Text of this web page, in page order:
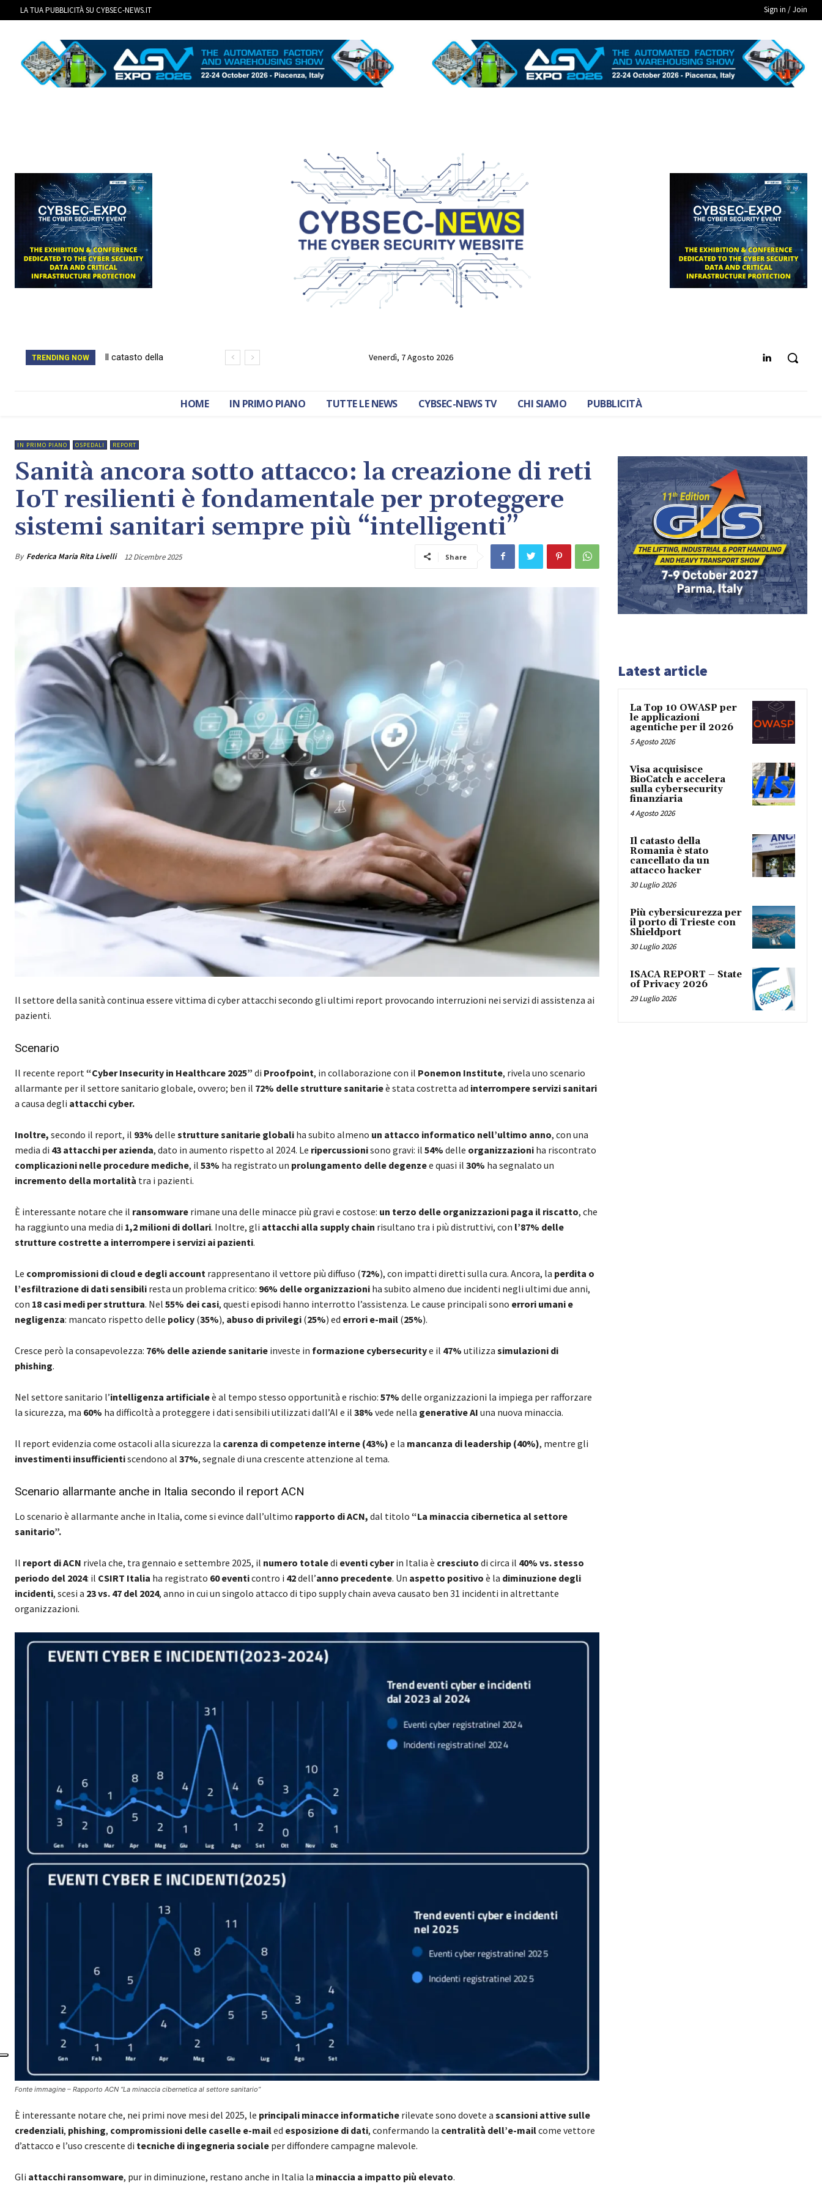
LA TUA PUBBLICITÀ SU CYBSEC-NEWS.IT Sign in / Join
TRENDING NOW
Il catasto della
Venerdì, 7 Agosto 2026
HOME IN PRIMO PIANO TUTTE LE NEWS CYBSEC-NEWS TV CHI SIAMO PUBBLICITÀ
IN PRIMO PIANO OSPEDALI REPORT
Sanità ancora sotto attacco: la creazione di reti
IoT resilienti è fondamentale per proteggere
sistemi sanitari sempre più “intelligenti”
By Federica Maria Rita Livelli 12 Dicembre 2025 Share
Il settore della sanità continua essere vittima di cyber attacchi secondo gli ultimi report provocando interruzioni nei servizi di assistenza ai
pazienti.
Scenario
Il recente report “Cyber Insecurity in Healthcare 2025” di Proofpoint, in collaborazione con il Ponemon Institute, rivela uno scenario
allarmante per il settore sanitario globale, ovvero; ben il 72% delle strutture sanitarieè stata costretta ad interrompere servizi sanitari
a causa degli attacchi cyber.
Inoltre, secondo il report, il 93% delle strutture sanitarie globali ha subito almeno un attacco informatico nell’ultimo anno, con una
media di 43 attacchi per azienda, dato in aumento rispetto al 2024. Le ripercussionisono gravi: il 54% delle organizzazioni ha riscontrato
complicazioni nelle procedure mediche, il 53% ha registrato un prolungamento delle degenzee quasi il 30% ha segnalato un
incremento della mortalità tra i pazienti.
È interessante notare che il ransomware rimane una delle minacce più gravi e costose: un terzo delle organizzazioni paga il riscatto, che
ha raggiunto una media di 1,2 milioni di dollari. Inoltre, gli attacchi alla supply chain risultano tra i più distruttivi, con l’87% delle
strutture costrette a interrompere i servizi ai pazienti.
Le compromissioni di cloud e degli account rappresentano il vettore più diffuso (72%), con impatti diretti sulla cura. Ancora, la perdita o
l’esfiltrazione di dati sensibili resta un problema critico: 96% delle organizzazioni ha subito almeno due incidenti negli ultimi due anni,
con 18 casi medi per struttura. Nel 55% dei casi, questi episodi hanno interrotto l’assistenza. Le cause principali sono errori umani e
negligenza: mancato rispetto delle policy (35%), abuso di privilegi (25%) ed errori e-mail (25%).
Cresce però la consapevolezza: 76% delle aziende sanitarie investe in formazione cybersecuritye il 47% utilizza simulazioni di
phishing.
Nel settore sanitario l’intelligenza artificialeè al tempo stesso opportunità e rischio: 57% delle organizzazioni la impiega per rafforzare
la sicurezza, ma 60% ha difficoltà a proteggere i dati sensibili utilizzati dall’AI e il 38% vede nella generative AI una nuova minaccia.
Il report evidenzia come ostacoli alla sicurezza la carenza di competenze interne (43%) e la mancanza di leadership (40%), mentre gli
investimenti insufficientiscendono al 37%, segnale di una crescente attenzione al tema.
Scenario allarmante anche in Italia secondo il report ACN
Lo scenario è allarmante anche in Italia, come si evince dall’ultimo rapporto di ACN, dal titolo “La minaccia cibernetica al settore
sanitario”.
Il report di ACN rivela che, tra gennaio e settembre 2025, il numero totaledi eventi cyberin Italia è cresciuto di circa il 40% vs. stesso
periodo del 2024: il CSIRT Italia ha registrato 60 eventicontro i 42dell’anno precedente. Un aspetto positivo è la diminuzione degli
incidenti, scesi a 23vs. 47 del 2024, anno in cui un singolo attacco di tipo supply chain aveva causato ben 31 incidenti in altrettante
organizzazioni.
Fonte immagine – Rapporto ACN “La minaccia cibernetica al settore sanitario”
È interessante notare che, nei primi nove mesi del 2025, le principali minacce informatiche rilevate sono dovete a scansioni attive sulle
credenziali, phishing, compromissioni delle caselle e-mailed esposizione di dati, confermando la centralità dell’e-mailcome vettore
d’attacco e l’uso crescente di tecniche di ingegneria sociale per diffondere campagne malevole.
Gli attacchi ransomware, pur in diminuzione, restano anche in Italia la minaccia a impatto più elevato.
Latest article
La Top 10 OWASP per
le applicazioni
agentiche per il 2026
5 Agosto 2026
Visa acquisisce
BioCatch e accelera
sulla cybersecurity
finanziaria
4 Agosto 2026
Il catasto della
Romania è stato
cancellato da un
attacco hacker
30 Luglio 2026
Più cybersicurezza per
il porto di Trieste con
Shieldport
30 Luglio 2026
ISACA REPORT – State
of Privacy 2026
29 Luglio 2026